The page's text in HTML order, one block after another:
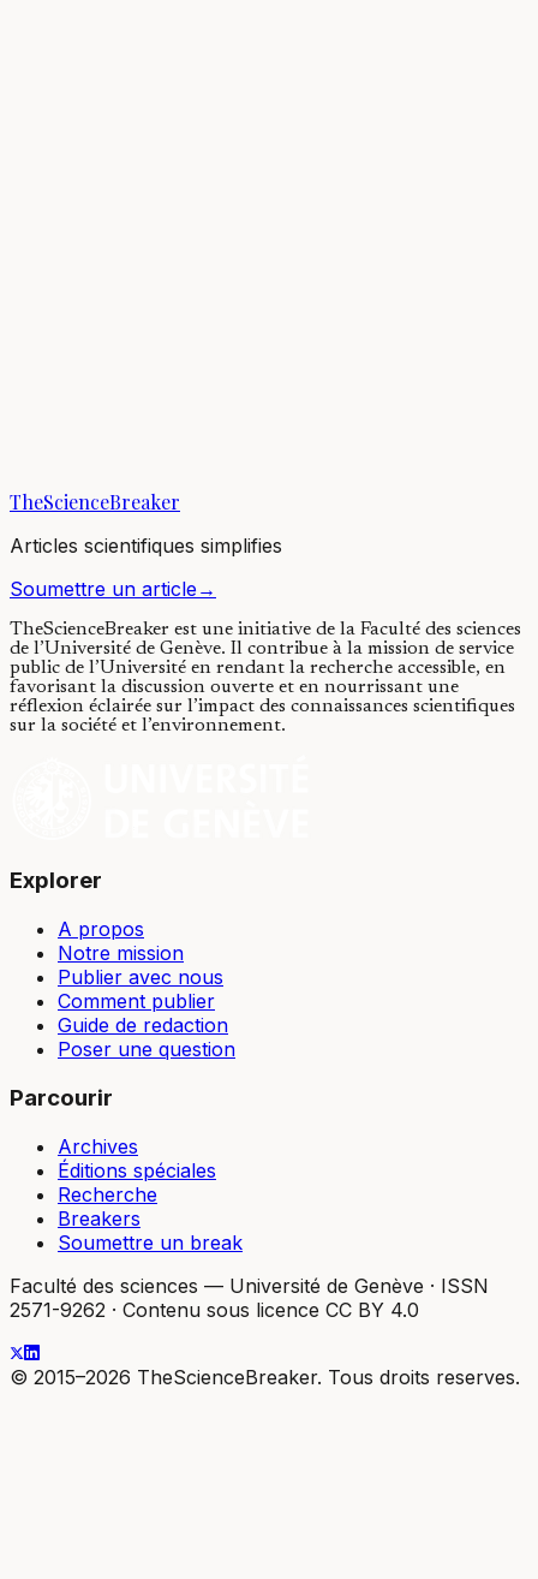
TheScienceBreaker
Articles scientifiques simplifies
Soumettre un article→
TheScienceBreaker est une initiative de la Faculté des sciences
de l’Université de Genève. Il contribue à la mission de service
public de l’Université en rendant la recherche accessible, en
favorisant la discussion ouverte et en nourrissant une
réflexion éclairée sur l’impact des connaissances scientifiques
sur la société et l’environnement.
Explorer
A propos
Notre mission
Publier avec nous
Comment publier
Guide de redaction
Poser une question
Parcourir
Archives
Éditions spéciales
Recherche
Breakers
Soumettre un break
Faculté des sciences — Université de Genève · ISSN
2571-9262 · Contenu sous licence CC BY 4.0
© 2015–2026 TheScienceBreaker. Tous droits reserves.